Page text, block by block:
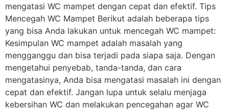
mengatasi WC mampet dengan cepat dan efektif. Tips
Mencegah WC Mampet Berikut adalah beberapa tips
yang bisa Anda lakukan untuk mencegah WC mampet:
Kesimpulan WC mampet adalah masalah yang
mengganggu dan bisa terjadi pada siapa saja. Dengan
mengetahui penyebab, tanda-tanda, dan cara
mengatasinya, Anda bisa mengatasi masalah ini dengan
cepat dan efektif. Jangan lupa untuk selalu menjaga
kebersihan WC dan melakukan pencegahan agar WC